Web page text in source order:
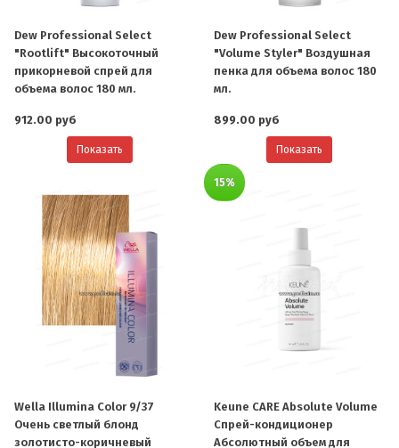
Dew Professional Select
"Rootlift" Высокоточный
прикорневой спрей для
объема волос 180 мл.
912.00 руб
Показать
Dew Professional Select
"Volume Styler" Воздушная
пенка для объема волос 180
мл.
899.00 руб
Показать
Wella Illumina Color 9/37
Очень светлый блонд
золотисто-коричневый
15%
Keune CARE Absolute Volume
Спрей-кондиционер
Абсолютный объем для